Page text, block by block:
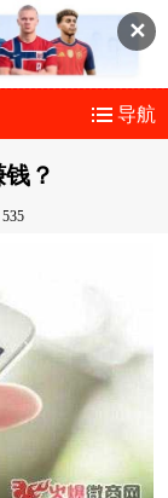
✕
导航
？